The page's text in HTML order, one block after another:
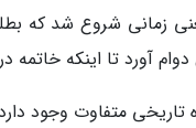
قبل از میلاد، یعنی
تاریخی متفاوت وجود